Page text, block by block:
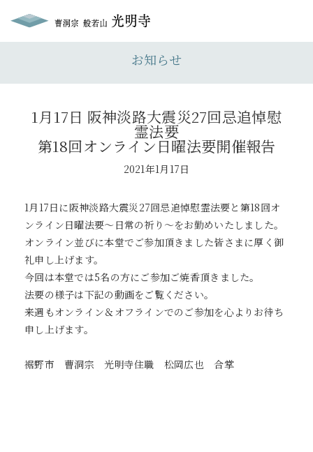
お知らせ
1月17日 阪神淡路大震災27回忌追悼慰
霊法要
第18回オンライン日曜法要開催報告
2021年1月17日
1月17日に阪神淡路大震災27回忌追悼慰霊法要と第18回オ
ンライン日曜法要〜日常の祈り〜をお勤めいたしました。
オンライン並びに本堂でご参加頂きました皆さまに厚く御
礼申し上げます。
今回は本堂では5名の方にご参加ご焼香頂きました。
法要の様子は下記の動画をご覧ください。
来週もオンライン＆オフラインでのご参加を心よりお待ち
申し上げます。
裾野市 曹洞宗 光明寺住職 松岡広也 合掌